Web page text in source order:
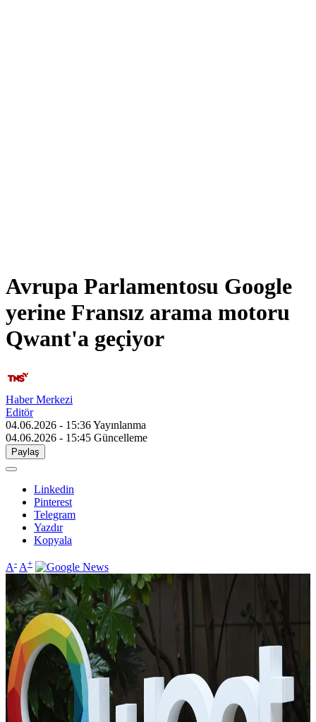
Avrupa Parlamentosu Google
yerine Fransız arama motoru
Qwant'a geçiyor
Haber Merkezi
Editör
04.06.2026 - 15:36Yayınlanma
04.06.2026 - 15:45 Güncelleme
Paylaş
Linkedin
Pinterest
Telegram
Yazdır
Kopyala
A- A+